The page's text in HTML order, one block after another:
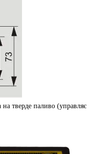
тверде паливо (управляє